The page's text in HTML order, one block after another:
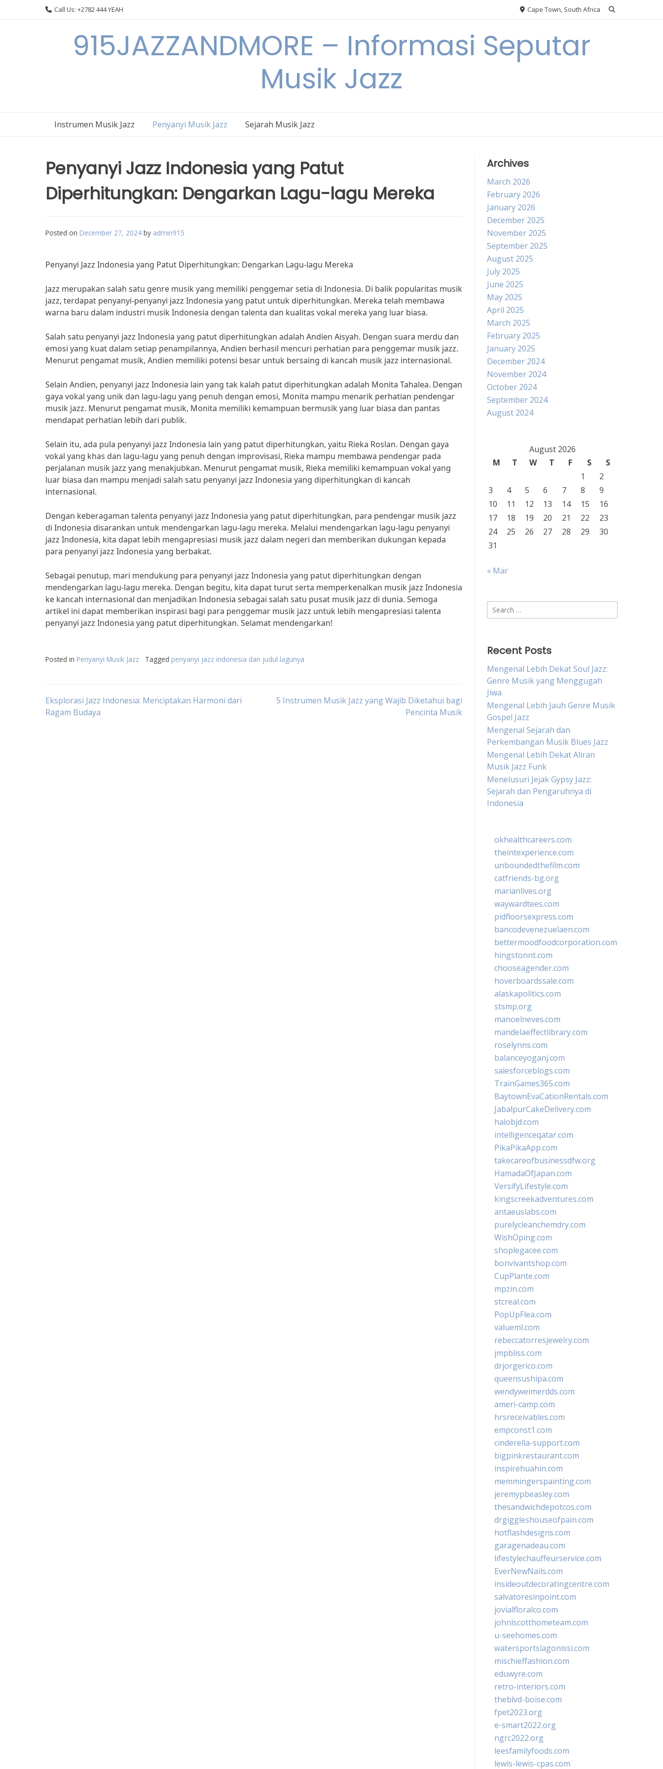
Call Us: +2782 444 YEAH Cape Town, South Africa
915JAZZANDMORE – Informasi Seputar
Musik Jazz
Instrumen Musik Jazz Penyanyi Musik Jazz Sejarah Musik Jazz
Penyanyi Jazz Indonesia yang Patut
Diperhitungkan: Dengarkan Lagu-lagu Mereka
Posted on December 27, 2024 by admin915
Penyanyi Jazz Indonesia yang Patut Diperhitungkan: Dengarkan Lagu-lagu Mereka
Jazz merupakan salah satu genre musik yang memiliki penggemar setia di Indonesia. Di balik popularitas musik
jazz, terdapat penyanyi-penyanyi jazz Indonesia yang patut untuk diperhitungkan. Mereka telah membawa
warna baru dalam industri musik Indonesia dengan talenta dan kualitas vokal mereka yang luar biasa.
Salah satu penyanyi jazz Indonesia yang patut diperhitungkan adalah Andien Aisyah. Dengan suara merdu dan
emosi yang kuat dalam setiap penampilannya, Andien berhasil mencuri perhatian para penggemar musik jazz.
Menurut pengamat musik, Andien memiliki potensi besar untuk bersaing di kancah musik jazz internasional.
Selain Andien, penyanyi jazz Indonesia lain yang tak kalah patut diperhitungkan adalah Monita Tahalea. Dengan
gaya vokal yang unik dan lagu-lagu yang penuh dengan emosi, Monita mampu menarik perhatian pendengar
musik jazz. Menurut pengamat musik, Monita memiliki kemampuan bermusik yang luar biasa dan pantas
mendapat perhatian lebih dari publik.
Selain itu, ada pula penyanyi jazz Indonesia lain yang patut diperhitungkan, yaitu Rieka Roslan. Dengan gaya
vokal yang khas dan lagu-lagu yang penuh dengan improvisasi, Rieka mampu membawa pendengar pada
perjalanan musik jazz yang menakjubkan. Menurut pengamat musik, Rieka memiliki kemampuan vokal yang
luar biasa dan mampu menjadi salah satu penyanyi jazz Indonesia yang diperhitungkan di kancah
internasional.
Dengan keberagaman talenta penyanyi jazz Indonesia yang patut diperhitungkan, para pendengar musik jazz
di Indonesia disarankan untuk mendengarkan lagu-lagu mereka. Melalui mendengarkan lagu-lagu penyanyi
jazz Indonesia, kita dapat lebih mengapresiasi musik jazz dalam negeri dan memberikan dukungan kepada
para penyanyi jazz Indonesia yang berbakat.
Sebagai penutup, mari mendukung para penyanyi jazz Indonesia yang patut diperhitungkan dengan
mendengarkan lagu-lagu mereka. Dengan begitu, kita dapat turut serta memperkenalkan musik jazz Indonesia
ke kancah internasional dan menjadikan Indonesia sebagai salah satu pusat musik jazz di dunia. Semoga
artikel ini dapat memberikan inspirasi bagi para penggemar musik jazz untuk lebih mengapresiasi talenta
penyanyi jazz Indonesia yang patut diperhitungkan. Selamat mendengarkan!
Posted in Penyanyi Musik Jazz Tagged penyanyi jazz indonesia dan judul lagunya
Post
Eksplorasi Jazz Indonesia: Menciptakan Harmoni dari
Ragam Budaya
5 Instrumen Musik Jazz yang Wajib Diketahui bagi
Pencinta Musik
Archives
March 2026
February 2026
January 2026
December 2025
November 2025
September 2025
August 2025
July 2025
June 2025
May 2025
April 2025
March 2025
February 2025
January 2025
December 2024
November 2024
October 2024
September 2024
August 2024
August 2026
M
T W T F S
S
1
2
3
4 5 6 7 8
9
10
11 12 13 14 15
16
17
18 19 20 21 22
23
24
25 26 27 28 29
30
31
« Mar
Search
for:
Recent Posts
Mengenal Lebih Dekat Soul Jazz:
Genre Musik yang Menggugah
Jiwa
Mengenal Lebih Jauh Genre Musik
Gospel Jazz
Mengenal Sejarah dan
Perkembangan Musik Blues Jazz
Mengenal Lebih Dekat Aliran
Musik Jazz Funk
Menelusuri Jejak Gypsy Jazz:
Sejarah dan Pengaruhnya di
Indonesia
okhealthcareers.com
theintexperience.com
unboundedthefilm.com
catfriends-bg.org
marianlives.org
waywardtees.com
pidfloorsexpress.com
bancodevenezuelaen.com
bettermoodfoodcorporation.com
hingstonnt.com
chooseagender.com
hoverboardssale.com
alaskapolitics.com
stsmp.org
manoelneves.com
mandelaeffectlibrary.com
roselynns.com
balanceyoganj.com
salesforceblogs.com
TrainGames365.com
BaytownEvaCationRentals.com
JabalpurCakeDelivery.com
halobjd.com
intelligenceqatar.com
PikaPikaApp.com
takecareofbusinessdfw.org
HamadaOfJapan.com
VersifyLifestyle.com
kingscreekadventures.com
antaeuslabs.com
purelycleanchemdry.com
WishOping.com
shoplegacee.com
bonvivantshop.com
CupPlante.com
mpzin.com
stcreal.com
PopUpFlea.com
valueml.com
rebeccatorresjewelry.com
jmpbliss.com
drjorgerico.com
queensushipa.com
wendyweimerdds.com
ameri-camp.com
hrsreceivables.com
empconst1.com
cinderella-support.com
bigpinkrestaurant.com
inspirehuahin.com
memmingerspainting.com
jeremypbeasley.com
thesandwichdepotcos.com
drgiggleshouseofpain.com
hotflashdesigns.com
garagenadeau.com
lifestylechauffeurservice.com
EverNewNails.com
insideoutdecoratingcentre.com
salvatoresinpoint.com
jovialfloralco.com
johnlscotthometeam.com
u-seehomes.com
watersportslagonissi.com
mischieffashion.com
eduwyre.com
retro-interiors.com
theblvd-boise.com
fpet2023.org
e-smart2022.org
ngrc2022.org
leesfamilyfoods.com
lewis-lewis-cpas.com